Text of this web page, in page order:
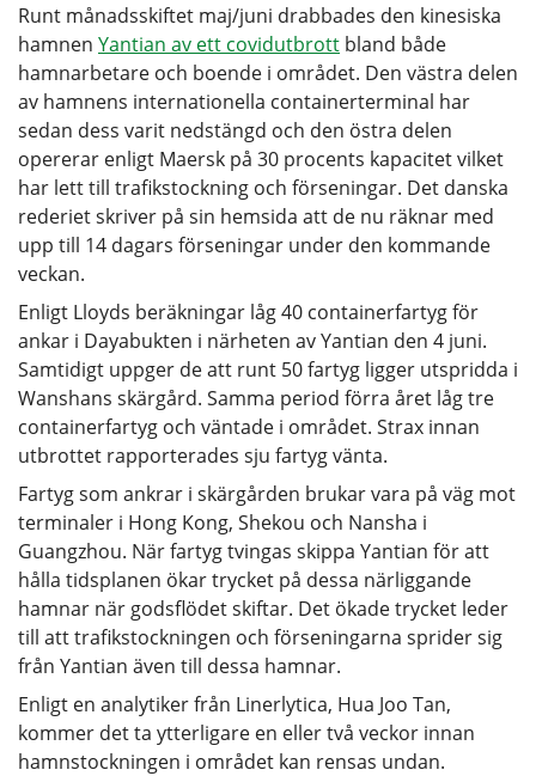
Runt månadsskiftet maj/juni drabbades den kinesiska
hamnen Yantian av ett covidutbrott bland både
hamnarbetare och boende i området. Den västra delen
av hamnens internationella containerterminal har
sedan dess varit nedstängd och den östra delen
opererar enligt Maersk på 30 procents kapacitet vilket
har lett till trafikstockning och förseningar. Det danska
rederiet skriver på sin hemsida att de nu räknar med
upp till 14 dagars förseningar under den kommande
veckan.
Enligt Lloyds beräkningar låg 40 containerfartyg för
ankar i Dayabukten i närheten av Yantian den 4 juni.
Samtidigt uppger de att runt 50 fartyg ligger utspridda i
Wanshans skärgård. Samma period förra året låg tre
containerfartyg och väntade i området. Strax innan
utbrottet rapporterades sju fartyg vänta.
Fartyg som ankrar i skärgården brukar vara på väg mot
terminaler i Hong Kong, Shekou och Nansha i
Guangzhou. När fartyg tvingas skippa Yantian för att
hålla tidsplanen ökar trycket på dessa närliggande
hamnar när godsflödet skiftar. Det ökade trycket leder
till att trafikstockningen och förseningarna sprider sig
från Yantian även till dessa hamnar.
Enligt en analytiker från Linerlytica, Hua Joo Tan,
kommer det ta ytterligare en eller två veckor innan
hamnstockningen i området kan rensas undan.